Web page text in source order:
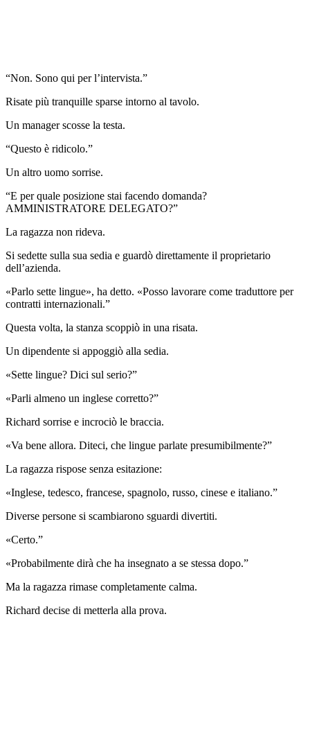
“Non. Sono qui per l’intervista.”
Risate più tranquille sparse intorno al tavolo.
Un manager scosse la testa.
“Questo è ridicolo.”
Un altro uomo sorrise.
“E per quale posizione stai facendo domanda?
AMMINISTRATORE DELEGATO?”
La ragazza non rideva.
Si sedette sulla sua sedia e guardò direttamente il proprietario
dell’azienda.
«Parlo sette lingue», ha detto. «Posso lavorare come traduttore per
contratti internazionali.”
Questa volta, la stanza scoppiò in una risata.
Un dipendente si appoggiò alla sedia.
«Sette lingue? Dici sul serio?”
«Parli almeno un inglese corretto?”
Richard sorrise e incrociò le braccia.
«Va bene allora. Diteci, che lingue parlate presumibilmente?”
La ragazza rispose senza esitazione:
«Inglese, tedesco, francese, spagnolo, russo, cinese e italiano.”
Diverse persone si scambiarono sguardi divertiti.
«Certo.”
«Probabilmente dirà che ha insegnato a se stessa dopo.”
Ma la ragazza rimase completamente calma.
Richard decise di metterla alla prova.